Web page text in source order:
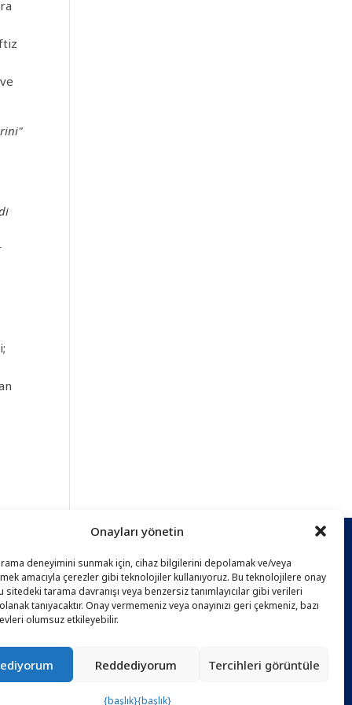
Onayları yönetin
deneyimini sunmak için, cihaz bilgilerini depolamak ve/veya
amacıyla çerezler gibi teknolojiler kullanıyoruz. Bu teknolojilere onay
sitedeki tarama davranışı veya benzersiz tanımlayıcılar gibi verileri
tanıyacaktır. Onay vermemeniz veya onayınızı geri çekmeniz, bazı
olumsuz etkileyebilir.
Reddediyorum Tercihleri ​​görüntüle
{başlık}{başlık}